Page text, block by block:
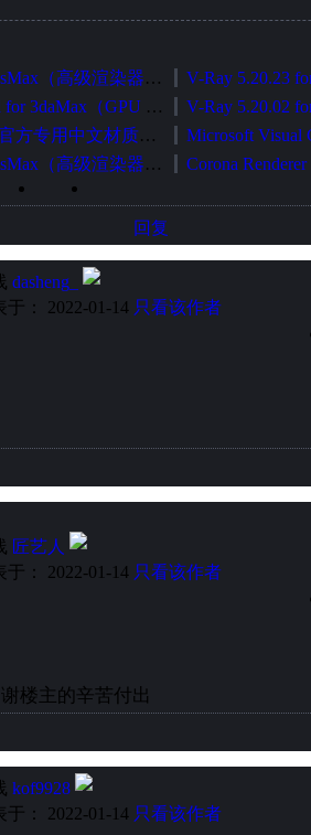
V-Ray 6.00.08 for 3dsMax（高级渲染器）中英文切换加强版（官方正式发布版）
FStormRender 1.4.3d for 3daMax（GPU 无偏渲染器）简体中文版[智能安装版]
V-Ray 5/6 系列通用官方专用中文材质库智能安装包
V-Ray 5.20.01 for 3dsMax（高级渲染器）中英文切换加强版（官方正式发布版）
回复
dasheng_
于： 2022-01-14 只看该作者
匠艺人
于： 2022-01-14 只看该作者
楼主的辛苦付出
kof9928
于： 2022-01-14 只看该作者